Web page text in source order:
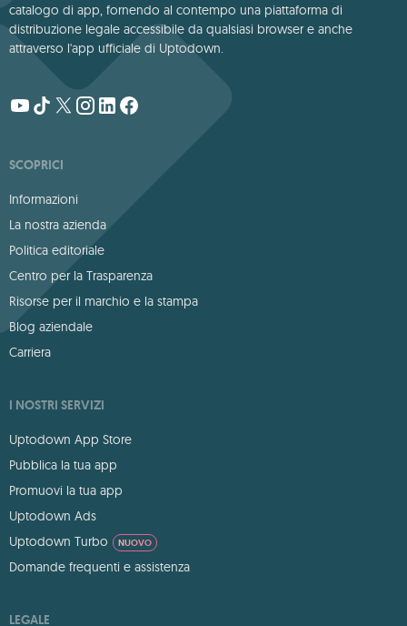
catalogo di app, fornendo al contempo una piattaforma di
distribuzione legale accessibile da qualsiasi browser e anche
attraverso l'app ufficiale di Uptodown.
SCOPRICI
Informazioni
La nostra azienda
Politica editoriale
Centro per la Trasparenza
Risorse per il marchio e la stampa
Blog aziendale
Carriera
I NOSTRI SERVIZI
Uptodown App Store
Pubblica la tua app
Promuovi la tua app
Uptodown Ads
Uptodown Turbo
NUOVO
Domande frequenti e assistenza
LEGALE